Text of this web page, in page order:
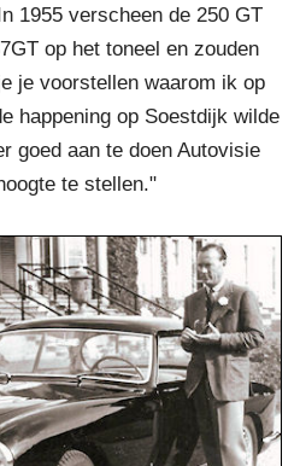
1955 verscheen de 250 GT
op het toneel en zouden
je voorstellen waarom ik op
happening op Soestdijk wilde
goed aan te doen Autovisie
te stellen."